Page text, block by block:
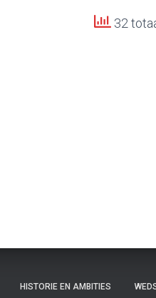
32
HISTORIE EN AMBITIES